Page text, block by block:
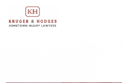
ESTAMOS